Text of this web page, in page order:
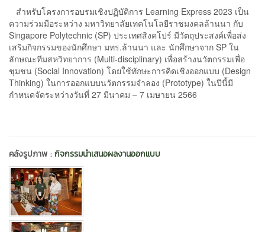
สำหรับโครงการอบรมเชิงปฏิบัติการ Learning Express 2023 เป็น
ความร่วมมือระหว่าง มหาวิทยาลัยเทคโนโลยีราชมงคลล้านนา กับ
Singapore Polytechnic (SP) ประเทศสิงคโปร์ มีวัตถุประสงค์เพื่อส่ง
เสริมกิจกรรมของนักศึกษา มทร.ล้านนา และ นักศึกษาจาก SP ใน
ลักษณะทีมสหวิทยาการ (Multi-disciplinary) เพื่อสร้างนวัตกรรมเพื่อ
ชุมชน (Social Innovation) โดยใช้ทักษะการคิดเชิงออกแบบ (Design
Thinking) ในการออกแบบนวัตกรรมจำลอง (Prototype) ในปีนี้มี
กำหนดจัดระหว่างวันที่ 27 มีนาคม – 7 เมษายน 2566
คลังรูปภาพ :กิจกรรมนำเสนอผลงานออกแบบ